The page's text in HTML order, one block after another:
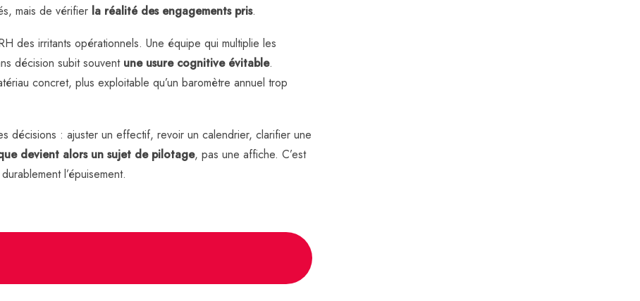
mais de vérifier la réalité des engagements pris.
des irritants opérationnels. Une équipe qui multiplie les
décision subit souvent une usure cognitive évitable.
concret, plus exploitable qu’un baromètre annuel trop
décisions : ajuster un effectif, revoir un calendrier, clarifier une
devient alors un sujet de pilotage, pas une affiche. C’est
l’épuisement.